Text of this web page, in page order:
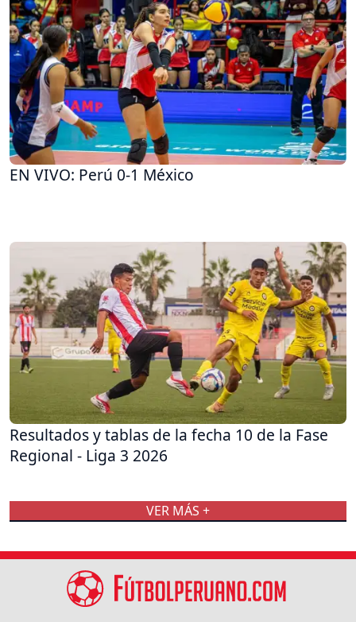
EN VIVO: Perú 0-1 México
Resultados y tablas de la fecha 10 de la Fase
Regional - Liga 3 2026
VER MÁS +